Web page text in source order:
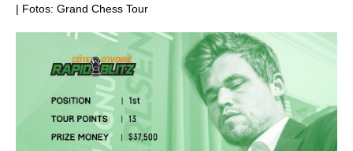
| Fotos: Grand Chess Tour